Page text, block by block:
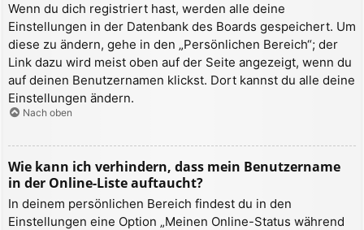
Wenn du dich registriert hast, werden alle deine
Einstellungen in der Datenbank des Boards gespeichert. Um
diese zu ändern, gehe in den „Persönlichen Bereich“; der
Link dazu wird meist oben auf der Seite angezeigt, wenn du
auf deinen Benutzernamen klickst. Dort kannst du alle deine
Einstellungen ändern.
Nach oben
Wie kann ich verhindern, dass mein Benutzername
in der Online-Liste auftaucht?
In deinem persönlichen Bereich findest du in den
Einstellungen eine Option „Meinen Online-Status während